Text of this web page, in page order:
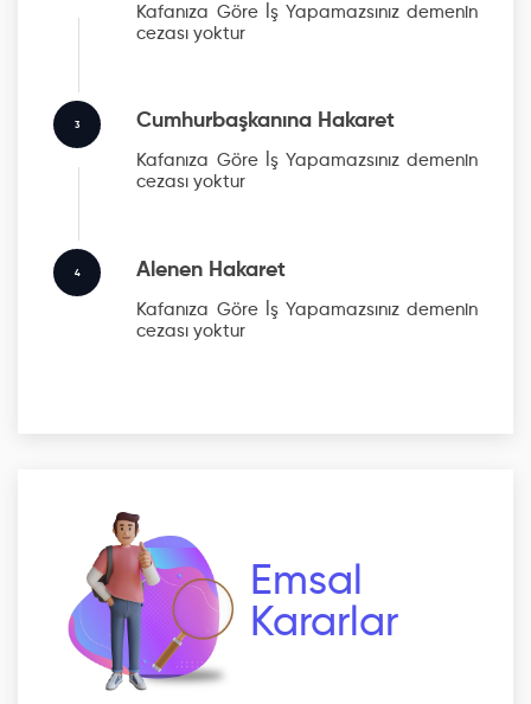
Kafanıza Göre İş Yapamazsınızdemenin
cezası yoktur
3 Cumhurbaşkanına Hakaret
Kafanıza Göre İş Yapamazsınızdemenin
cezası yoktur
4 Alenen Hakaret
Kafanıza Göre İş Yapamazsınızdemenin
cezası yoktur
Emsal
Kararlar